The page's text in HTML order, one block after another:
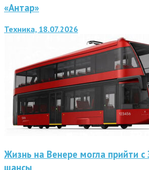
«Антар»
Техника, 18.07.2026
Жизнь на Венере могла прийти
шансы